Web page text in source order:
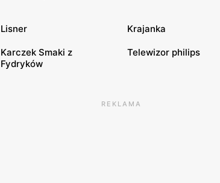
Lisner Krajanka
Karczek Smaki z
Fydryków
Telewizor philips
REKLAMA